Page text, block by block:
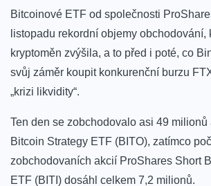
Bitcoinové ETF od společnosti
listopadu rekordní objemy obchodování,
kryptoměn zvýšila, a to před i poté, co
svůj záměr koupit konkurenční burzu
„krizi likvidity“.
Ten den se zobchodovalo asi 49
Bitcoin Strategy ETF (BITO), zatímco
zobchodovaních akcií ProShares Short
ETF (BITI) dosáhl celkem 7,2 milionů.